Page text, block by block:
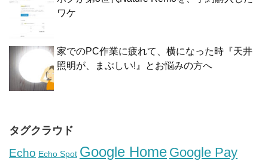
ワケ
家でのPC作業に疲れて、横になった時『天井
照明が、まぶしい!』とお悩みの方へ
タグクラウド
Echo Echo Spot Google Home Google Pay